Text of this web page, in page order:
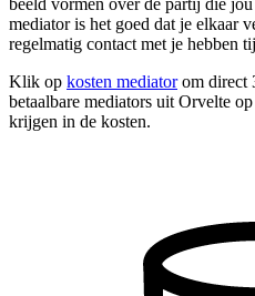
beeld vormen over de partij die
mediator is het goed dat je elkaar
regelmatig contact met je hebben
Klik op kosten mediatorom direct
betaalbare mediators uit Orvelte
krijgen in de kosten.